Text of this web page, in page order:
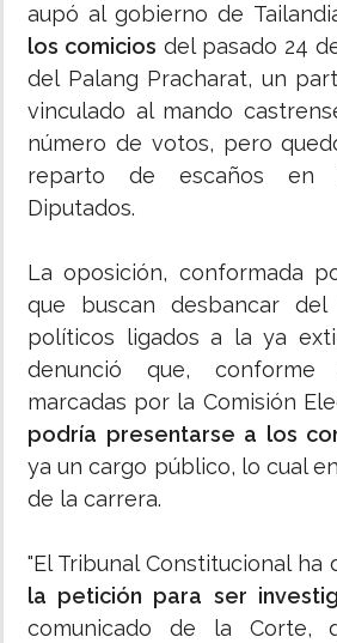
aupó al gobierno de
los comicios del pasado 24
del Palang Pracharat, un
vinculado al mando
número de votos, pero
reparto de escaños en
Diputados.
La oposición, conformada
que buscan desbancar
políticos ligados a la ya
denunció que,
marcadas por la Comisión
podría presentarse a los
ya un cargo público, lo cual
de la carrera.
"El Tribunal Constitucional ha
la petición para ser
comunicado de la Corte,